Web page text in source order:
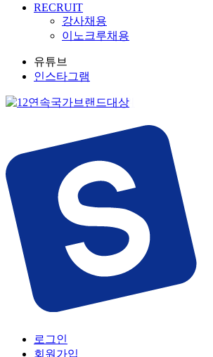
RECRUIT
강사채용
이노크루채용
유튜브
인스타그램
로그인
회원가입